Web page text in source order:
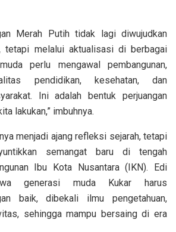
Merah Putih tidak lagi diwujudkan
tetapi melalui aktualisasi di berbagai
perlu mengawal pembangunan,
pendidikan, kesehatan, dan
Ini adalah bentuk perjuangan
lakukan,” imbuhnya.
menjadi ajang refleksi sejarah, tetapi
semangat baru di tengah
Ibu Kota Nusantara (IKN). Edi
generasi muda Kukar harus
baik, dibekali ilmu pengetahuan,
sehingga mampu bersaing di era